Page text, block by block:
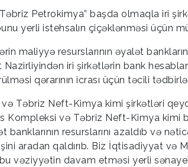
Petrokimya” başda olmaqla iri
yerli istehsalın çiçəklənməsi üçün
maliyyə resurslarının əyalət
iri şirkətlərin bank
qərarının icrası üçün təcili
Təbriz Neft-Kimya kimi şirkətləri
Kompleksi və Təbriz Neft-Kimya kimi
resurslarını azaldıb və
aradan qaldırıb. Biz İqtisadiyyat və
vəziyyətin davam etməsi yerli